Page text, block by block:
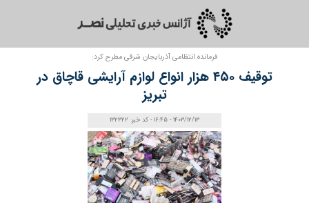
فرمانده انتظامی آذربایجان ‌شرقی مطرح کرد:
توقیف ۴۵۰ هزار انواع لوازم آرايشی قاچاق در
تبريز
1403/12/13 - 16:45 - کد خبر: 132322